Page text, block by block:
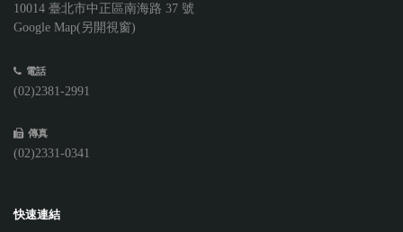
10014 臺北市中正區南海路 37 號
Google Map(另開視窗)
電話
(02)2381-2991
傳真
(02)2331-0341
快速連結